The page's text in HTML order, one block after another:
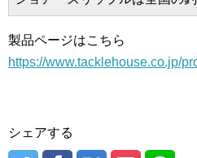
製品ページはこちら
https://www.tacklehouse.co.jp/
シェアする